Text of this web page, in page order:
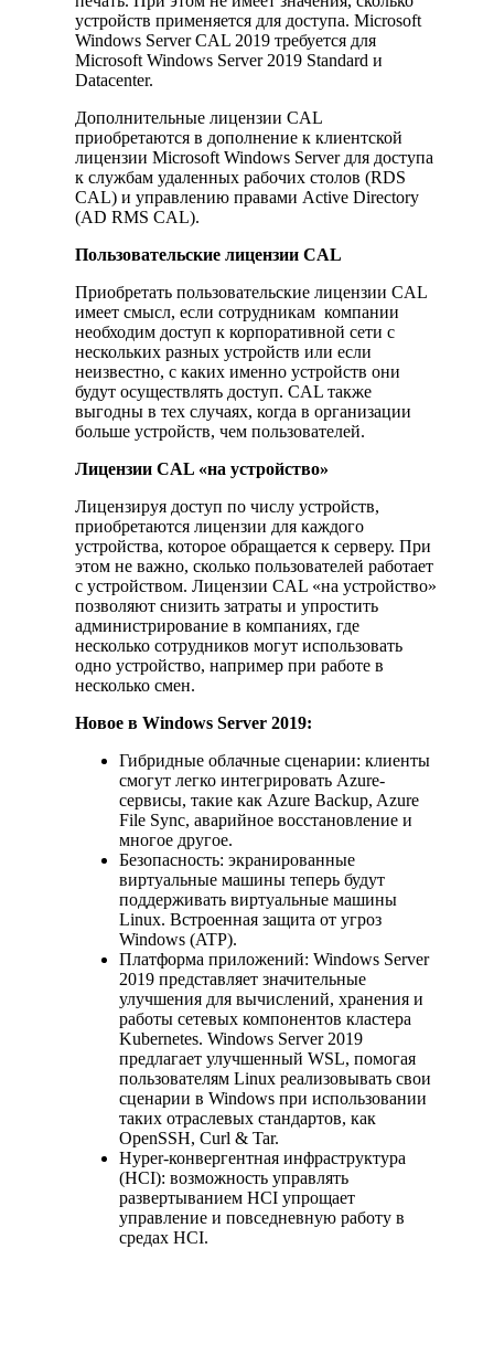
устройств применяется для доступа. Microsoft
Windows Server CAL 2019 требуется для
Microsoft Windows Server 2019 Standard и
Datacenter.
Дополнительные лицензии CAL
приобретаются в дополнение к клиентской
лицензии Microsoft Windows Server для доступа
к службам удаленных рабочих столов (RDS
CAL) и управлению правами Active Directory
(AD RMS CAL).
Пользовательские лицензии CAL
Приобретать пользовательские лицензии CAL
имеет смысл, если сотрудникам компании
необходим доступ к корпоративной сети с
нескольких разных устройств или если
неизвестно, с каких именно устройств они
будут осуществлять доступ. CAL также
выгодны в тех случаях, когда в организации
больше устройств, чем пользователей.
Лицензии CAL «на устройство»
Лицензируя доступ по числу устройств,
приобретаются лицензии для каждого
устройства, которое обращается к серверу. При
этом не важно, сколько пользователей работает
с устройством. Лицензии CAL «на устройство»
позволяют снизить затраты и упростить
администрирование в компаниях, где
несколько сотрудников могут использовать
одно устройство, например при работе в
несколько смен.
Новое в Windows Server 2019:
Гибридные облачные сценарии: клиенты
смогут легко интегрировать Azure-
сервисы, такие как Azure Backup, Azure
File Sync, аварийное восстановление и
многое другое.
Безопасность: экранированные
виртуальные машины теперь будут
поддерживать виртуальные машины
Linux. Встроенная защита от угроз
Windows (ATP).
Платформа приложений: Windows Server
2019 представляет значительные
улучшения для вычислений, хранения и
работы сетевых компонентов кластера
Kubernetes. Windows Server 2019
предлагает улучшенный WSL, помогая
пользователям Linux реализовывать свои
сценарии в Windows при использовании
таких отраслевых стандартов, как
OpenSSH, Curl & Tar.
Hyper-конвергентная инфраструктура
(HCI): возможность управлять
развертыванием HCI упрощает
управление и повседневную работу в
средах HCI.